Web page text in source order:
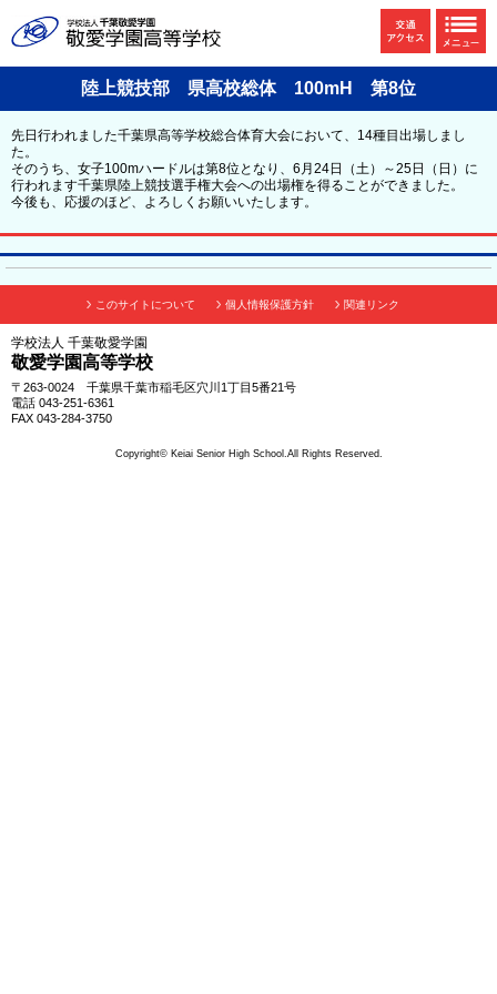
陸上競技部 県高校総体 100mH 第8位
先日行われました千葉県高等学校総合体育大会において、14種目出場しまし
た。
そのうち、女子100mハードルは第8位となり、6月24日（土）～25日（日）に
行われます千葉県陸上競技選手権大会への出場権を得ることができました。
今後も、応援のほど、よろしくお願いいたします。
このサイトについて 個人情報保護方針 関連リンク
学校法人 千葉敬愛学園
敬愛学園高等学校
〒263-0024 千葉県千葉市稲毛区穴川1丁目5番21号
電話 043-251-6361
FAX 043-284-3750
Copyright© Keiai Senior High School.All Rights Reserved.